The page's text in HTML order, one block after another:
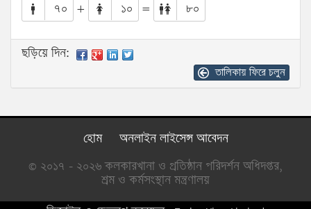
৭০
+ ১০ = ৮০
ছড়িয়ে দিন:
তালিকায় ফিরে চলুন
হোম
অনলাইন লাইসেন্স আবেদন
© ২০১৭ - ২০২৬ কলকারখানা ও প্রতিষ্ঠান পরিদর্শন অধিদপ্তর,
শ্রম ও কর্মসংস্থান মন্ত্রণালয়